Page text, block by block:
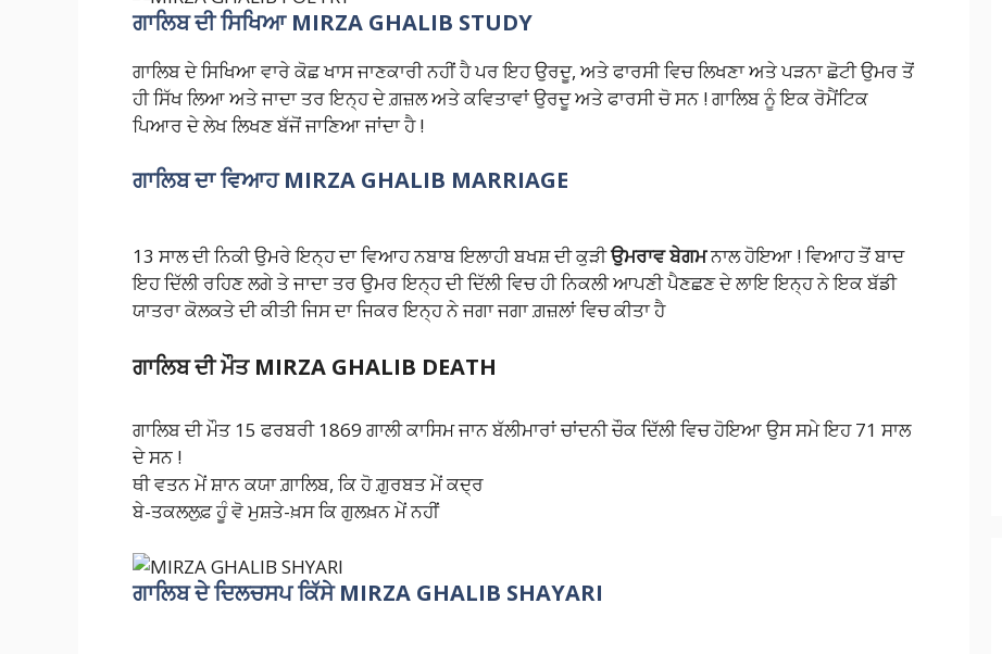
ਗਾਲਿਬ ਦੀ ਸਿਖਿਆ MIRZA GHALIB STUDY
ਗਾਲਿਬ ਦੇ ਸਿਖਿਆ ਵਾਰੇ ਕੋਛ ਖਾਸ ਜਾਣਕਾਰੀ ਨਹੀਂ ਹੈ ਪਰ ਇਹ ਉਰਦੂ, ਅਤੇ ਫਾਰਸੀ ਵਿਚ ਲਿਖਣਾ ਅਤੇ ਪੜਨਾ ਛੋਟੀ ਉਮਰ ਤੋਂ
ਹੀ ਸਿੱਖ ਲਿਆ ਅਤੇ ਜਾਦਾ ਤਰ ਇਨ੍ਹ ਦੇ ਗ਼ਜ਼ਲ ਅਤੇ ਕਵਿਤਾਵਾਂ ਉਰਦੂ ਅਤੇ ਫਾਰਸੀ ਚੋ ਸਨ ! ਗਾਲਿਬ ਨੂੰ ਇਕ ਰੋਮੈਂਟਿਕ
ਪਿਆਰ ਦੇ ਲੇਖ ਲਿਖਣ ਬੱਜੋਂ ਜਾਣਿਆ ਜਾਂਦਾ ਹੈ !
ਗਾਲਿਬ ਦਾ ਵਿਆਹ MIRZA GHALIB MARRIAGE
13 ਸਾਲ ਦੀ ਨਿਕੀ ਉਮਰੇ ਇਨ੍ਹ ਦਾ ਵਿਆਹ ਨਬਾਬ ਇਲਾਹੀ ਬਖਸ਼ ਦੀ ਕੁੜੀਉਮਰਾਵ ਬੇਗਮਨਾਲ ਹੋਇਆ ! ਵਿਆਹ ਤੋਂ ਬਾਦ
ਇਹ ਦਿੱਲੀ ਰਹਿਣ ਲਗੇ ਤੇ ਜਾਦਾ ਤਰ ਉਮਰ ਇਨ੍ਹ ਦੀ ਦਿੱਲੀ ਵਿਚ ਹੀ ਨਿਕਲੀ ਆਪਣੀ ਪੈਣਛਣ ਦੇ ਲਾਇ ਇਨ੍ਹ ਨੇ ਇਕ ਬੱਡੀ
ਯਾਤਰਾ ਕੋਲਕਤੇ ਦੀ ਕੀਤੀ ਜਿਸ ਦਾ ਜਿਕਰ ਇਨ੍ਹ ਨੇ ਜਗਾ ਜਗਾ ਗ਼ਜ਼ਲਾਂ ਵਿਚ ਕੀਤਾ ਹੈ
ਗਾਲਿਬ ਦੀ ਮੌਤ MIRZA GHALIB DEATH
ਗਾਲਿਬ ਦੀ ਮੌਤ 15 ਫਰਬਰੀ 1869 ਗਾਲੀ ਕਾਸਿਮ ਜਾਨ ਬੱਲੀਮਾਰਾਂ ਚਾਂਦਨੀ ਚੌਕ ਦਿੱਲੀ ਵਿਚ ਹੋਇਆ ਉਸ ਸਮੇ ਇਹ 71 ਸਾਲ
ਦੇ ਸਨ !
ਥੀ ਵਤਨ ਮੇਂ ਸ਼ਾਨ ਕਯਾ ਗ਼ਾਲਿਬ, ਕਿ ਹੋ ਗ਼ੁਰਬਤ ਮੇਂ ਕਦ੍ਰ
ਬੇ-ਤਕਲਲੁਫ਼ ਹੂੰ ਵੋ ਮੁਸ਼ਤੇ-ਖ਼ਸ ਕਿ ਗੁਲਖ਼ਨ ਮੇਂ ਨਹੀਂ
ਗਾਲਿਬ ਦੇ ਦਿਲਚਸਪ ਕਿੱਸੇ MIRZA GHALIB SHAYARI